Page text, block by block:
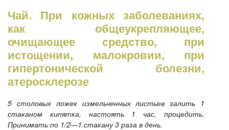
Чай. При кожных заболеваниях,
как общеукрепляющее,
очищающее средство, при
истощении, малокровии, при
гипертонической болезни,
атеросклерозе
5 столовых ложек измельченных листьев залить 1
стаканом кипятка, настоять 1 час, процедить.
Принимать по 1/2—1 стакану 3 раза в день.